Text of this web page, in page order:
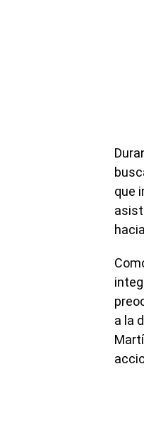
que
a la